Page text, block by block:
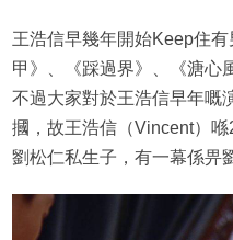
王浩信早幾年開始Keep住
甲》、《踩過界》、《溏心
不過大家對於王浩信早年嘅
摑，故王浩信（Vincent）
劉松仁私生子，有一幕係畀